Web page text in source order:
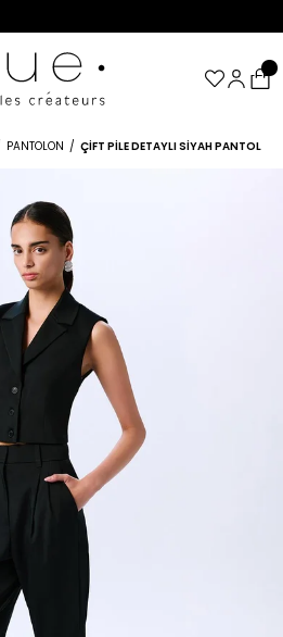
PANTOLON ÇIFT PILE DETAYLI SIYAH PANTOLON